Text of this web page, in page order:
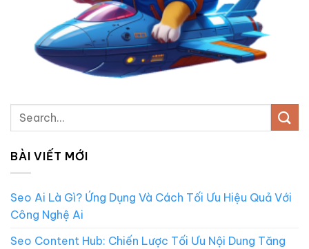
BÀI VIẾT MỚI
Seo Ai Là Gì? Ứng Dụng Và Cách Tối Ưu Hiệu Quả Với
Công Nghệ Ai
Seo Content Hub: Chiến Lược Tối Ưu Nội Dung Tăng